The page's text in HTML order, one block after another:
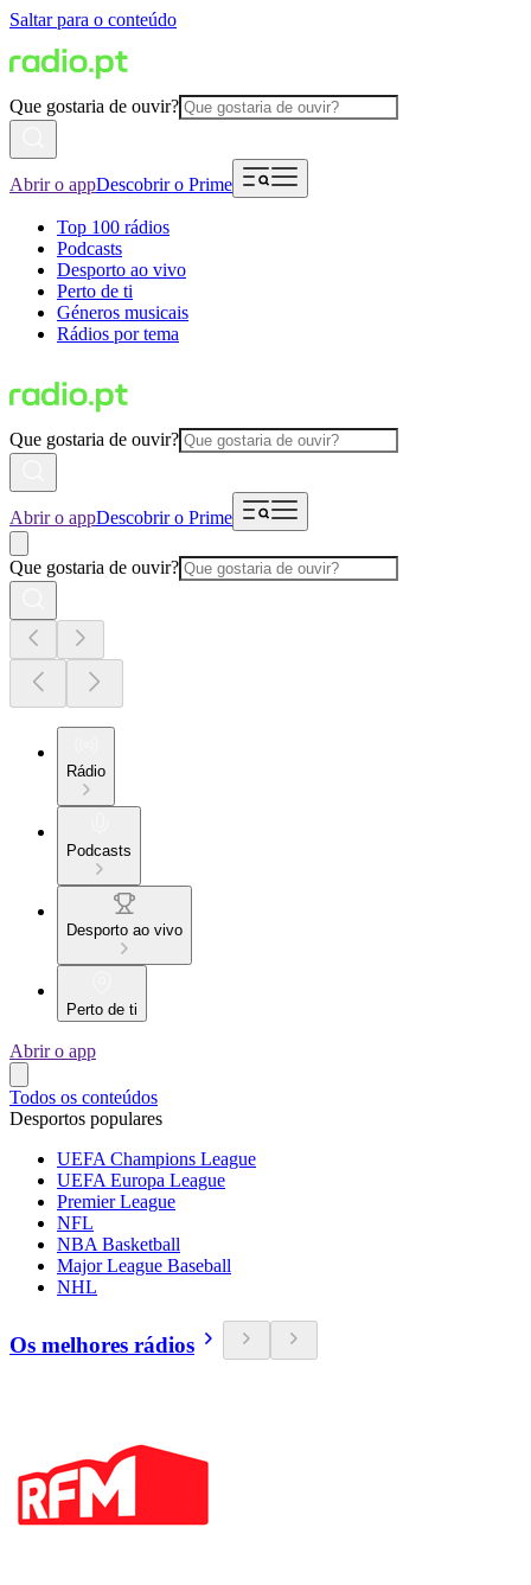
Saltar para o conteúdo
Que gostaria de ouvir?
Abrir o appDescobrir o Prime
Top 100 rádios
Podcasts
Desporto ao vivo
Perto de ti
Géneros musicais
Rádios por tema
Que gostaria de ouvir?
Abrir o appDescobrir o Prime
Que gostaria de ouvir?
Rádio
Podcasts
Desporto ao vivo
Perto de ti
Abrir o app
Todos os conteúdos
Desportos populares
UEFA Champions League
UEFA Europa League
Premier League
NFL
NBA Basketball
Major League Baseball
NHL
Os melhores rádios